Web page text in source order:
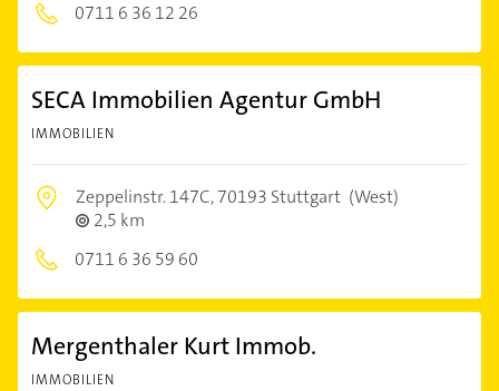
0711 6 36 12 26
SECA Immobilien Agentur GmbH
IMMOBILIEN
Zeppelinstr. 147C,70193 Stuttgart (West)
2,5 km
0711 6 36 59 60
Mergenthaler Kurt Immob.
IMMOBILIEN